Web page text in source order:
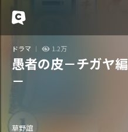
ドラマ 1.2万
愚者の皮－チガヤ編
－
草野誼